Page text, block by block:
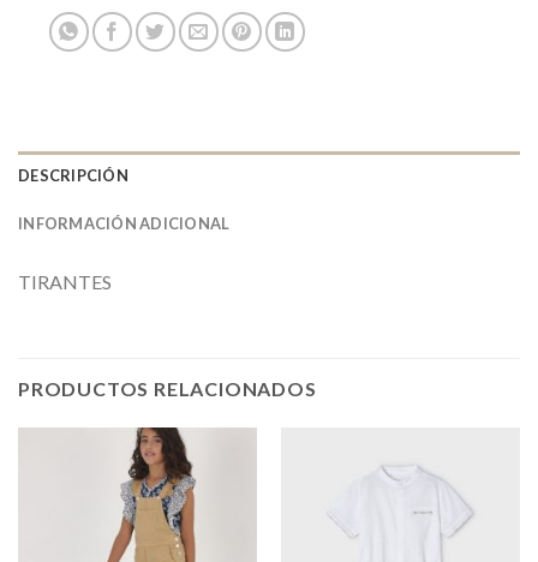
DESCRIPCIÓN
INFORMACIÓN ADICIONAL
TIRANTES
PRODUCTOS RELACIONADOS